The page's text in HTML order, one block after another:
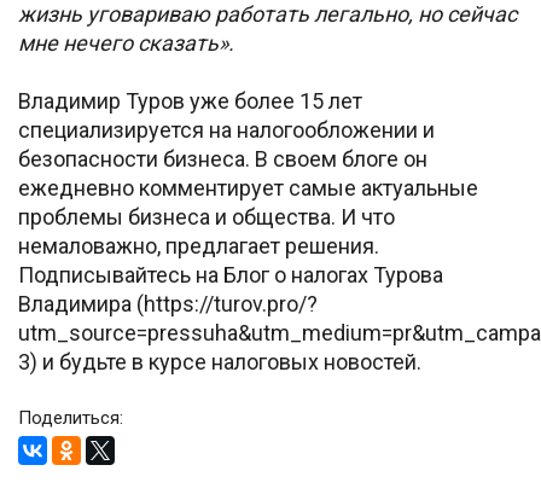
жизнь уговариваю работать легально, но сейчас
мне нечего сказать».
Владимир Туров уже более 15 лет
специализируется на налогообложении и
безопасности бизнеса. В своем блоге он
ежедневно комментирует самые актуальные
проблемы бизнеса и общества. И что
немаловажно, предлагает решения.
Подписывайтесь на Блог о налогах Турова
Владимира (https://turov.pro/?
3) и будьте в курсе налоговых новостей.
Поделиться: